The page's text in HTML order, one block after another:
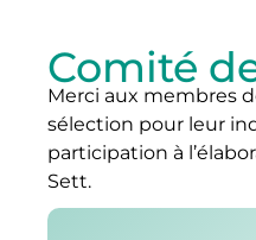
Comité
Merci aux membres
sélection pour leur
participation à
Sett.